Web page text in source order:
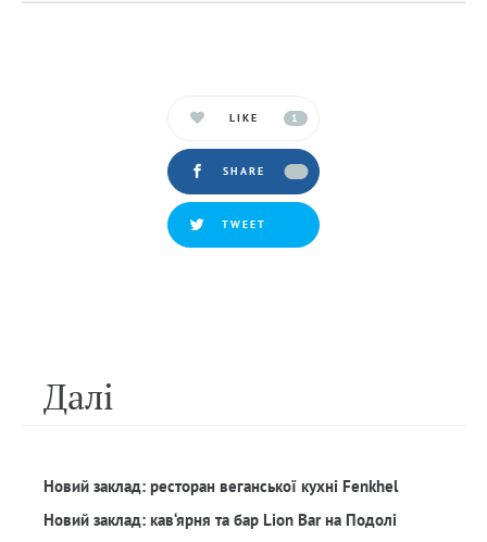
LIKE 1
SHARE
TWEET
Далi
Новий заклад: ресторан веганської кухні Fenkhel
Новий заклад: кав‘ярня та бар Lion Bar на Подолі